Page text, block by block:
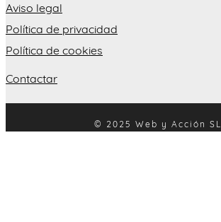
Aviso legal
Política de privacidad
Política de cookies
Contactar
© 2025 Web y Acción SL